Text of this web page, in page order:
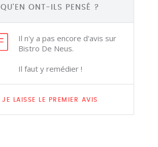
QU'EN ONT-ILS PENSÉ ?
Il n'y a pas encore d'avis sur
Bistro De Neus.
Il faut y remédier !
JE LAISSE LE PREMIER AVIS